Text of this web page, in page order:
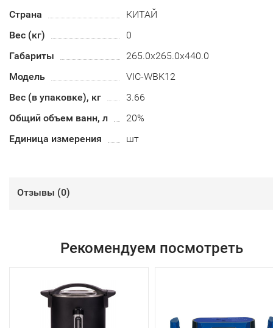
Страна
КИТАЙ
Вес (кг)
0
Габариты
265.0x265.0x440.0
Модель
VIC-WBK12
Вес (в упаковке), кг
3.66
Общий объем ванн, л
20%
Единица измерения
шт
Отзывы (0)
Рекомендуем посмотреть